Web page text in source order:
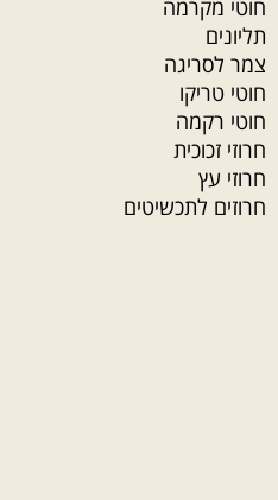
חוטי מקרמה
תליונים
צמר לסריגה
חוטי טריקו
חוטי רקמה
חרוזי זכוכית
חרוזי עץ
חרוזים לתכשיטים